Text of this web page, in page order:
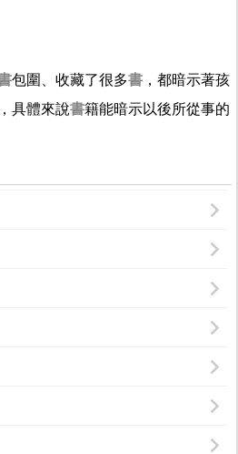
包圍、收藏了很多書 ，都暗示著孩
具體來說書籍能暗示以後所從事的